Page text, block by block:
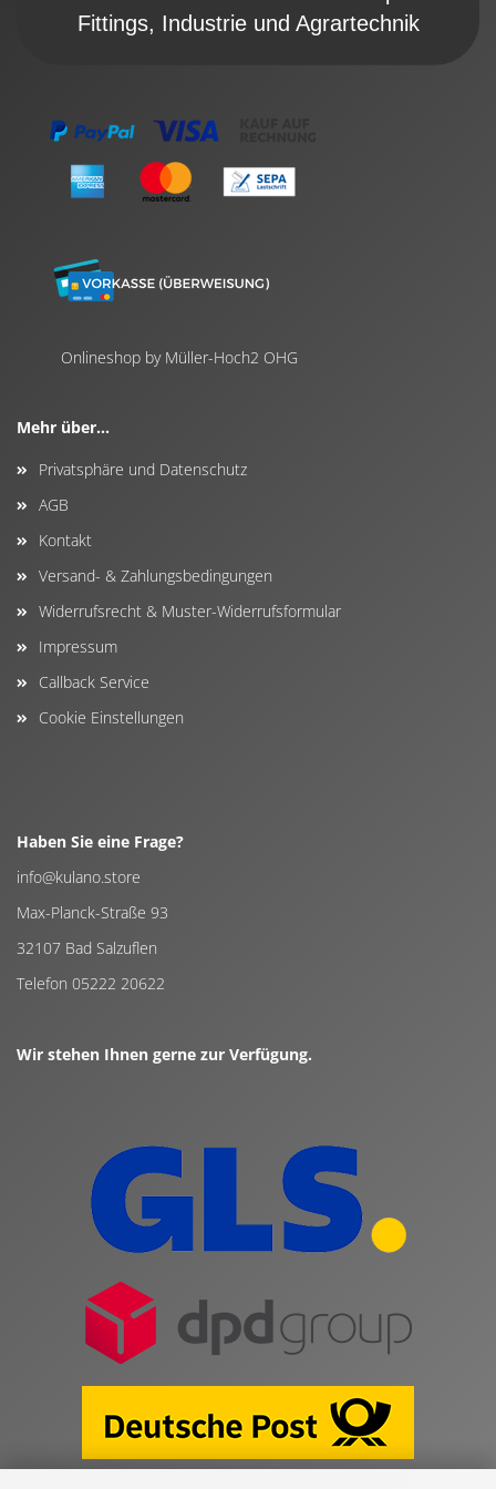
Fittings, Industrie und Agrartechnik
Onlineshop by Müller-Hoch2 OHG
Mehr über...
Privatsphäre und Datenschutz
AGB
Kontakt
Versand- & Zahlungsbedingungen
Widerrufsrecht & Muster-Widerrufsformular
Impressum
Callback Service
Cookie Einstellungen
Haben Sie eine Frage?
info@kulano.store
Max-Planck-Straße 93
32107 Bad Salzuflen
Telefon 05222 20622
Wir stehen Ihnen gerne zur Verfügung.